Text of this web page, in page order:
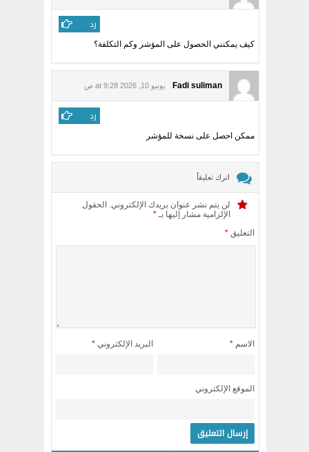
رد
كيف يمكنني الحصول على المؤشر وكم التكلفة؟
Fadi suliman يونيو 10, 2026 at 9:28 ص
رد
ممكن احصل على نسخة للمؤشر
اترك تعليقاً
لن يتم نشر عنوان بريدك الإلكتروني. الحقول
الإلزامية مشار إليها بـ *
التعليق *
الاسم * البريد الإلكتروني *
الموقع الإلكتروني